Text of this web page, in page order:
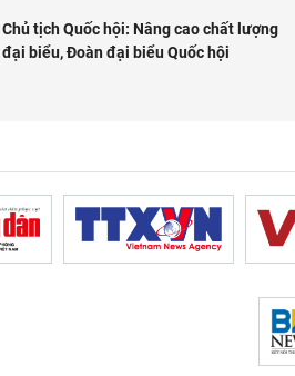
Chủ tịch Quốc hội: Nâng cao chất lượng
đại biểu, Đoàn đại biểu Quốc hội